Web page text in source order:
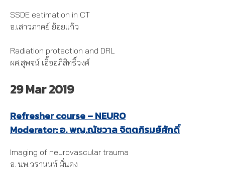
SSDE estimation in CT
อ.เสาวภาคย์ ย้อยแก้ว
Radiation protection and DRL
ผศ.สุพจน์ เอื้ออภิสิทธิ์วงศ์
29 Mar 2019
Refresher course – NEURO
Moderator: อ. พญ.ณัชวาล จิตตภิรมย์ศักดิ์
Imaging of neurovascular trauma
อ. นพ.วรานนท์ มั่นคง